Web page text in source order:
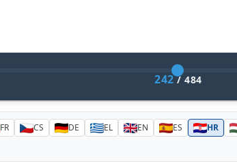
242/484
FR CS DE EL EN ES HR